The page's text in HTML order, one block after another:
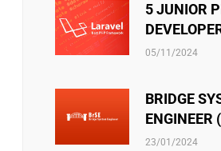
機会です。ご家族員に連携する
に言われています。
リバークレーンベトナムは従業員
サポートしています。さらに、他
れ、検討されています。
社員向けの活動をサポートするこ
化・芸術・スポーツクラブの運営費
また会社政策通り、他のベネフィッ
5 JUNIOR
(LARAVEL)
05/11/2024
BRIDGE
ENGINEER
23/01/2024